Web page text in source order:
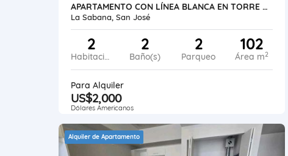
APARTAMENTO CON LÍNEA BLANCA EN TORRE TRIBCA, ROHRMOSER
La Sabana, San José
2
Habitaciones
2
Baño(s)
2
Parqueo
102
Área m2
Para Alquiler
US$2,000
Dólares Americanos
Alquiler de Apartamento